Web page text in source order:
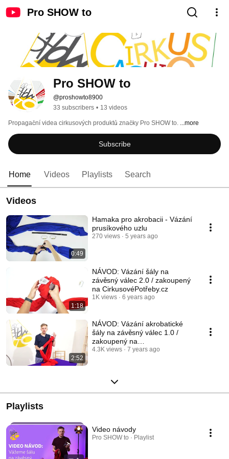
Pro SHOW to
Pro SHOW to
@proshowto8900
33 subscribers • 13 videos
Propagační videa cirkusových produktů značky Pro SHOW to. ...more
Subscribe
Home Videos Playlists Search
Videos
0:49
Hamaka pro akrobacii - Vázání
prusíkového uzlu
270 views 5 years ago
1:18
NÁVOD: Vázání šály na
závěsný válec 2.0 / zakoupený
na CirkusovéPotřeby.cz
1K views 6 years ago
2:52
NÁVOD: Vázání akrobatické
šály na závěsný válec 1.0 /
zakoupený na
CirkusovéPotřeby.cz
4.3K views 7 years ago
Playlists
Video návody
Pro SHOW to · Playlist